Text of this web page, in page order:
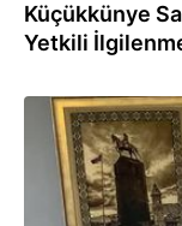
Küçükkünye
Yetkili
28.04.2022